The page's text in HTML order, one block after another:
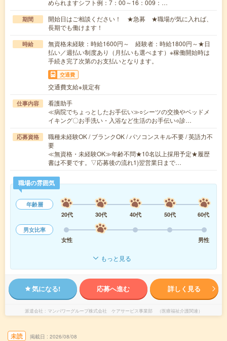
められますシフト例：7：00～16：009：…
期間
開始日はご相談ください！ ★急募 ★職場が気に入れば、
長期でも働けます！
時給
無資格未経験：時給1600円～ 経験者：時給1800円～★日
払い／週払い制度あり（月払いも選べます）※稼働開始時は
手続き完了次第のお支払いとなります。
交通費
交通費支給※規定有
仕事内容
看護助手
≪病院でちょっとしたお手伝い≫○シーツの交換やベッドメ
イキング〇お手洗い・入浴など生活のお手伝い○診…
応募資格
職種未経験OK / ブランクOK / パソコンスキル不要 / 英語力不
要
≪無資格・未経験OK≫年齢不問★10名以上採用予定★履歴
書は不要です。▽応募後の流れ1)翌営業日まで…
職場の雰囲気
年齢層
20代
30代 40代 50代
60代
男女比率
女性
男性
もっと見る
気になる! 応募へ進む 詳しく見る
派遣会社 マンパワーグループ株式会社 ケアサービス事業部 （医療福祉介護関連）
未読 掲載日 2026/08/08